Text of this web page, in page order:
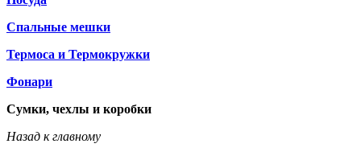
Спальные мешки
Термоса и Термокружки
Фонари
Сумки, чехлы и коробки
Назад к главному